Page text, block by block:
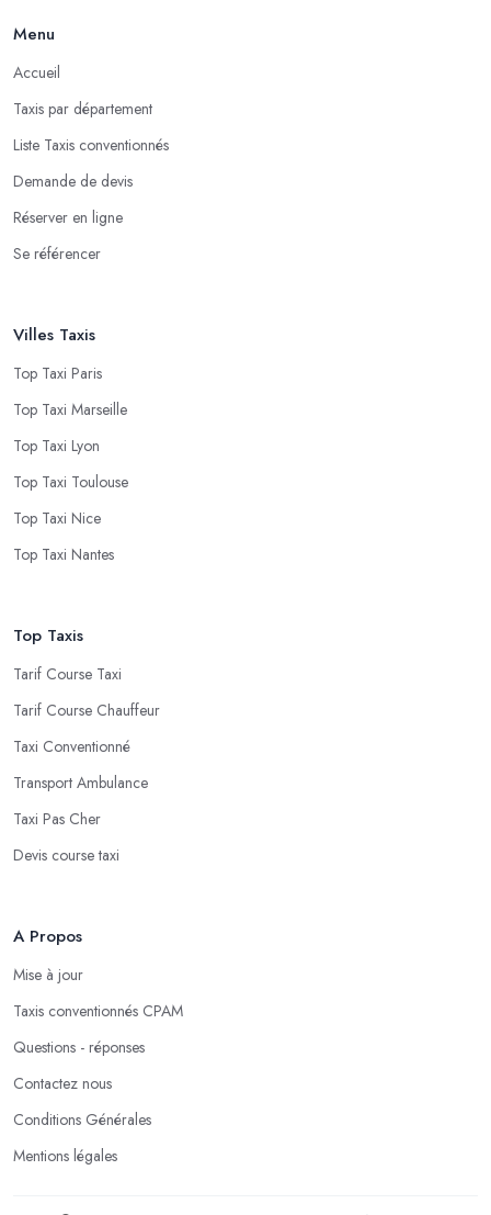
Menu
Accueil
Taxis par département
Liste Taxis conventionnés
Demande de devis
Réserver en ligne
Se référencer
Villes Taxis
Top Taxi Paris
Top Taxi Marseille
Top Taxi Lyon
Top Taxi Toulouse
Top Taxi Nice
Top Taxi Nantes
Top Taxis
Tarif Course Taxi
Tarif Course Chauffeur
Taxi Conventionné
Transport Ambulance
Taxi Pas Cher
Devis course taxi
A Propos
Mise à jour
Taxis conventionnés CPAM
Questions - réponses
Contactez nous
Conditions Générales
Mentions légales